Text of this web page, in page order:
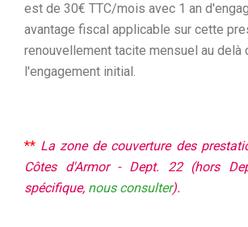
est de 30€ TTC/mois avec 1 an
avantage fiscal applicable sur cette
renouvellement tacite mensuel au delà
l'engagement initial.
** La zone de couverture des
Côtes d'Armor - Dept. 22 (hors
spécifique, nous consulter).